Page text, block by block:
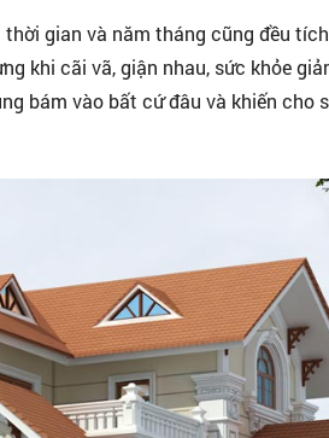
gian và năm tháng cũng đều
khi cãi vã, giận nhau, sức khỏe
bám vào bất cứ đâu và khiến cho